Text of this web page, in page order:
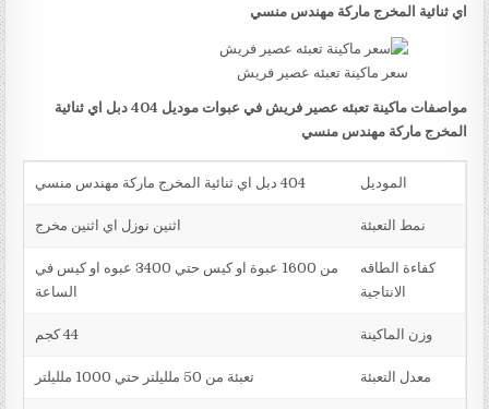
اي ثنائية المخرج ماركة مهندس منسي
سعر ماكينة تعبئه عصير فريش
مواصفات ماكينة تعبئه عصير فريش في عبوات موديل 404 دبل اي ثنائية
المخرج ماركة مهندس منسي
الموديل 404 دبل اي ثنائية المخرج ماركة مهندس منسي
نمط التعبئة اثنين نوزل اي اثنين مخرج
كفاءة الطاقه
الانتاجية
من 1600 عبوة او كيس حتي 3400 عبوه او كيس في
الساعة
وزن الماكينة 44 كجم
معدل التعبئة تعبئة من 50 ملليلتر حتي 1000 ملليلتر